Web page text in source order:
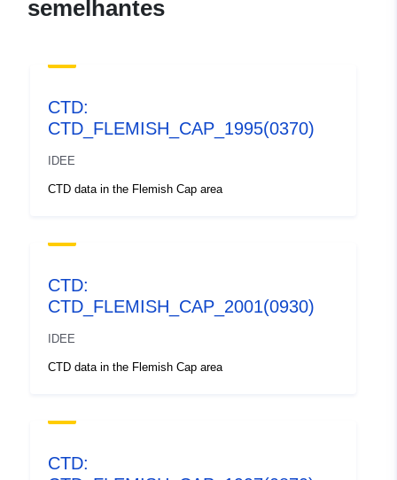
semelhantes
CTD:
CTD_FLEMISH_CAP_1995(0370)
IDEE
CTD data in the Flemish Cap area
CTD:
CTD_FLEMISH_CAP_2001(0930)
IDEE
CTD data in the Flemish Cap area
CTD: